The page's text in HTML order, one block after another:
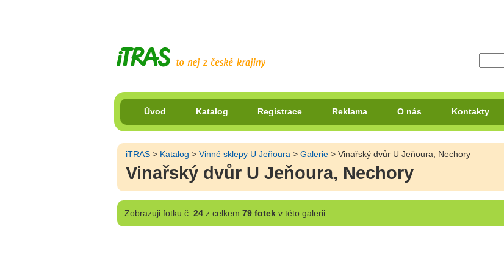
Úvod Katalog Registrace Reklama O nás Kontakty
iTRAS > Katalog >Vinné sklepy U Jeňoura >Galerie > Vinařský dvůr U Jeňoura, Nechory
Vinařský dvůr U Jeňoura, Nechory
Zobrazujifotku č. 24z celkem 79 fotekv této galerii.